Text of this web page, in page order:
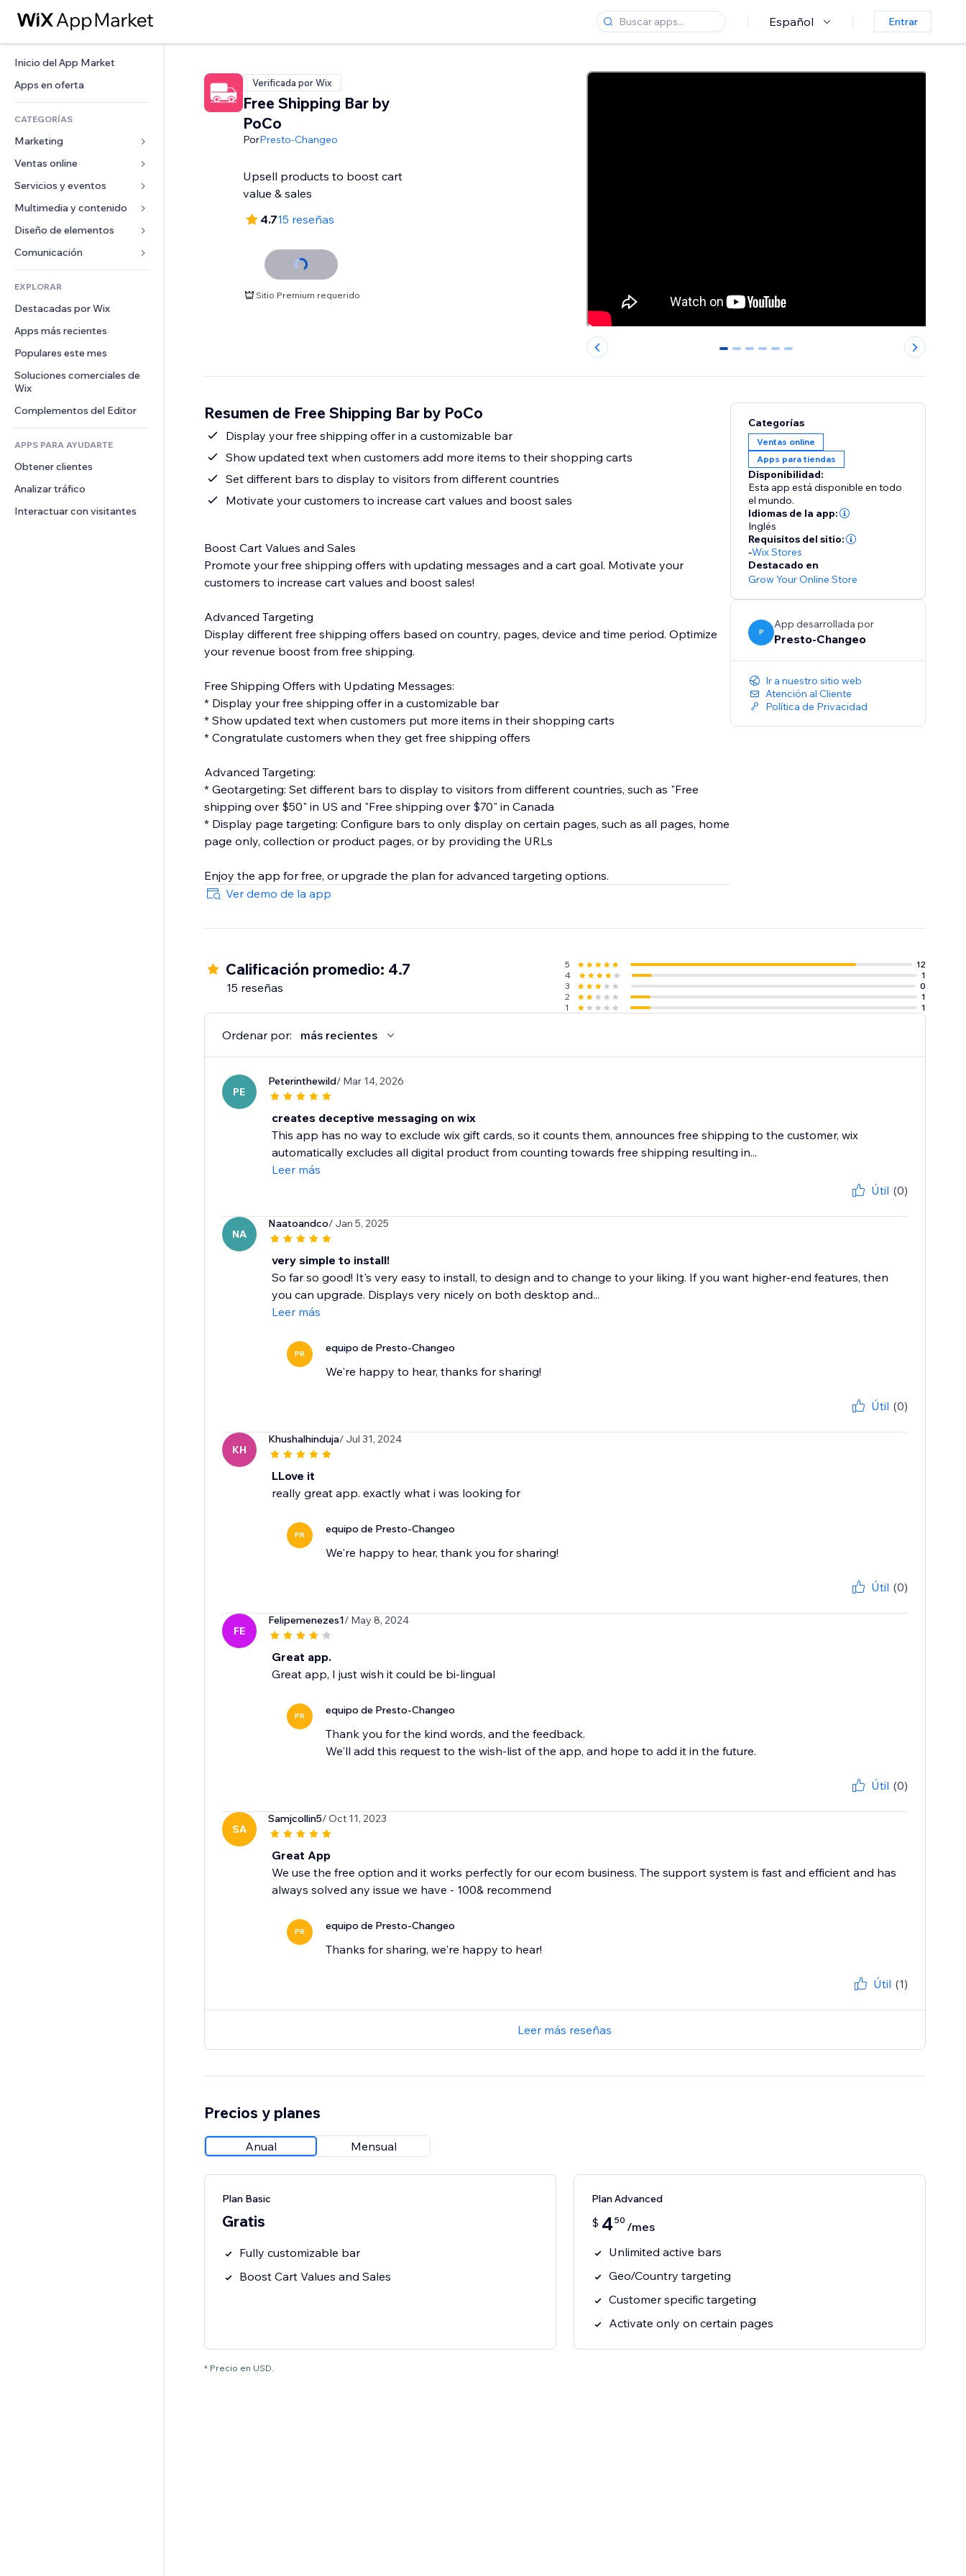
Español Entrar
Inicio del App Market
Apps en oferta
CATEGORÍAS
Marketing
Anuncios
Móvil
Analíticas
Anuncios del sitio
Email
Ventas online
Apps para tiendas
Envíos y entregas
Botones de venta
Contabilidad
Cupones y fidelización
Almacenamiento de mercancía
Crowdfunding
Alimentos y bebidas
Servicios y eventos
Hoteles
Eventos
Restaurantes
Inmobiliarias
Reservas
Multimedia y contenido
Galerías
Música
Pódcast
Fotografía
Video
PDF
Compartir archivos
Noticias
Servicios de contenido
Efectos de texto
Diseño de elementos
Mapas y navegación
Privacidad y seguridad
Reloj
Plantillas para páginas
Efectos de imágenes
Botones y menús
Banners e insignias
Calculadoras
Buscar
Formularios
Encuestas
Chat
Comentarios
Teléfono
Comunidad
Reseñas y testimonios
EXPLORAR
Destacadas por Wix
Apps más recientes
Populares este mes
Soluciones comerciales de
Wix
Complementos del Editor
APPS PARA AYUDARTE
Obtener clientes
Analizar tráfico
Interactuar con visitantes
Verificada por Wix
Free Shipping Bar by
PoCo
PorPresto-Changeo
Upsell products to boost cart
value & sales
4.715 reseñas
Sitio Premium requerido
0 1 2 3 4 5
Resumen de Free Shipping Bar by PoCo
Display your free shipping offer in a customizable bar
Show updated text when customers add more items to their shopping carts
Set different bars to display to visitors from different countries
Motivate your customers to increase cart values and boost sales
Boost Cart Values and Sales
Promote your free shipping offers with updating messages and a cart goal. Motivate your
customers to increase cart values and boost sales!
Advanced Targeting
Display different free shipping offers based on country, pages, device and time period. Optimize
your revenue boost from free shipping.
Free Shipping Offers with Updating Messages:
* Display your free shipping offer in a customizable bar
* Show updated text when customers put more items in their shopping carts
* Congratulate customers when they get free shipping offers
Advanced Targeting:
* Geotargeting: Set different bars to display to visitors from different countries, such as "Free
shipping over $50" in US and "Free shipping over $70" in Canada
* Display page targeting: Configure bars to only display on certain pages, such as all pages, home
page only, collection or product pages, or by providing the URLs
Enjoy the app for free, or upgrade the plan for advanced targeting options.
Ver demo de la app
Categorías
Ventas online
Apps para tiendas
Disponibilidad:
Esta app está disponible en todo
el mundo.
Idiomas de la app:
Inglés
Requisitos del sitio:
-Wix Stores
Destacado en
Grow Your Online Store
P
App desarrollada por
Presto-Changeo
Ir a nuestro sitio web
Atención al Cliente
Política de Privacidad
Calificación promedio: 4.7
15 reseñas
5
12
4
1
3
0
2
1
1
1
Ordenar por: más recientes
PE
Peterinthewild/ Mar 14, 2026
creates deceptive messaging on wix
This app has no way to exclude wix gift cards, so it counts them, announces free shipping to the customer, wix
automatically excludes all digital product from counting towards free shipping resulting in...
Leer más
Útil (0)
NA
Naatoandco/ Jan 5, 2025
very simple to install!
So far so good! It's very easy to install, to design and to change to your liking. If you want higher-end features, then
you can upgrade. Displays very nicely on both desktop and...
Leer más
PR equipo de Presto-Changeo
We're happy to hear, thanks for sharing!
Útil (0)
KH
Khushalhinduja/ Jul 31, 2024
LLove it
really great app. exactly what i was looking for
PR equipo de Presto-Changeo
We're happy to hear, thank you for sharing!
Útil (0)
FE
Felipemenezes1/ May 8, 2024
Great app.
Great app, I just wish it could be bi-lingual
PR equipo de Presto-Changeo
Thank you for the kind words, and the feedback.
We'll add this request to the wish-list of the app, and hope to add it in the future.
Útil (0)
SA
Samjcollin5/ Oct 11, 2023
Great App
We use the free option and it works perfectly for our ecom business. The support system is fast and efficient and has
always solved any issue we have - 100& recommend
PR equipo de Presto-Changeo
Thanks for sharing, we're happy to hear!
Útil (1)
Leer más reseñas
Precios y planes
Anual Mensual
Plan Basic
Gratis
Fully customizable bar
Boost Cart Values and Sales
Plan Advanced
$ 4 50 /mes
Unlimited active bars
Geo/Country targeting
Customer specific targeting
Activate only on certain pages
* Precio en USD.